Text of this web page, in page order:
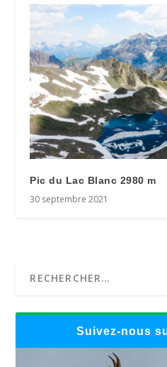
Pic du Lac Blanc 2980 m
30 septembre 2021
Suivez-nous